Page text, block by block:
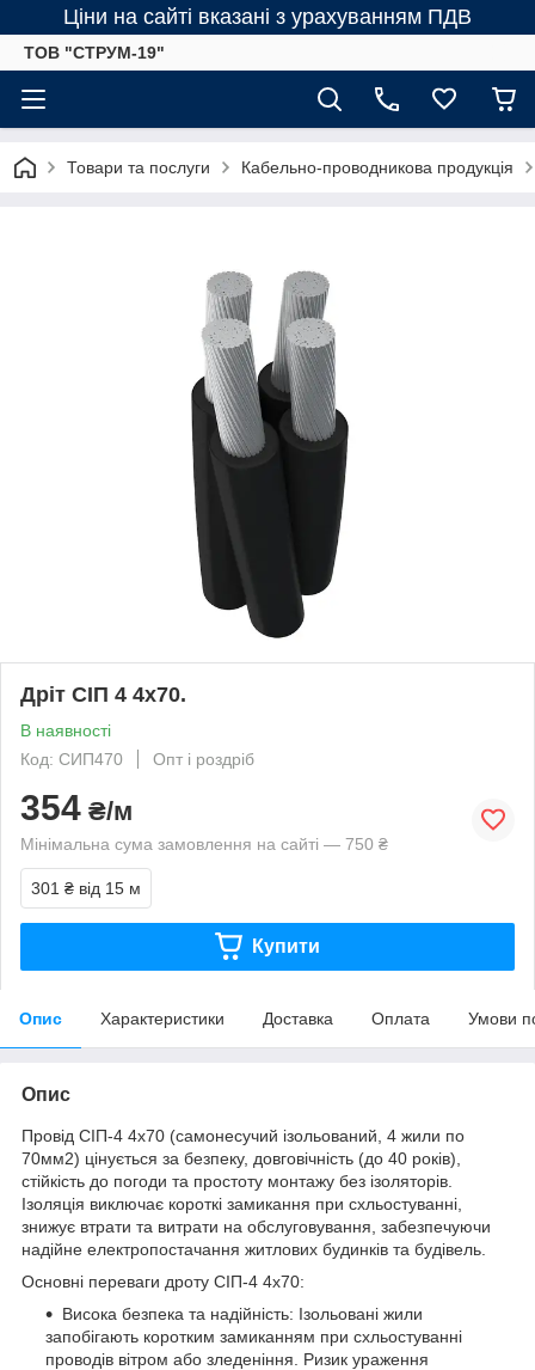
Ціни на сайті вказані з урахуванням ПДВ
ТОВ "СТРУМ-19"
Товари та послуги Кабельно-проводникова продукція
Дріт СІП 4 4х70.
В наявності
Код: СИП470
Опт і роздріб
354 ₴/м
Мінімальна сума замовлення на сайті — 750 ₴
301 ₴ від 15 м
Купити
Опис Характеристики Доставка Оплата Умови
Опис
Провід СІП-4 4х70 (самонесучий ізольований, 4 жили по
70мм2) цінується за безпеку, довговічність (до 40 років),
стійкість до погоди та простоту монтажу без ізоляторів.
Ізоляція виключає короткі замикання при схльостуванні,
знижує втрати та витрати на обслуговування, забезпечуючи
надійне електропостачання житлових будинків та будівель.
Основні переваги дроту СІП-4 4х70:
Висока безпека та надійність: Ізольовані жили
запобігають коротким замиканням при схльостуванні
проводів вітром або зледеніння. Ризик ураження